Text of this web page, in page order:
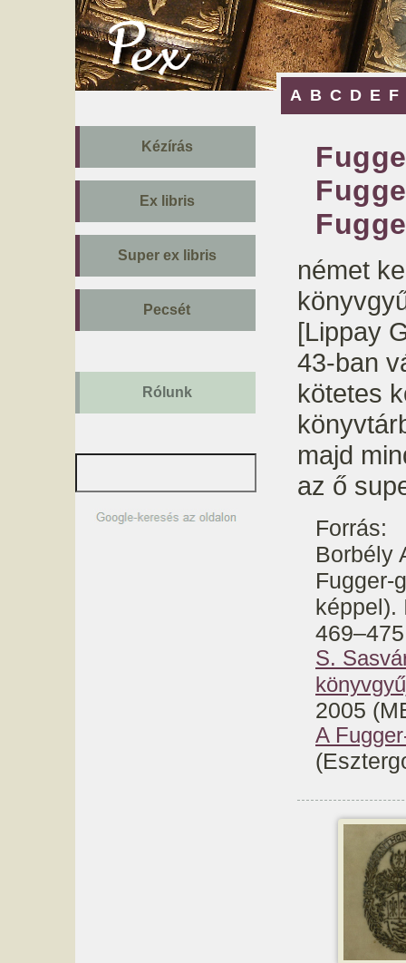
A B C D E F
Kézírás
Ex libris
Super ex libris
Pecsét
Rólunk
német
[Lippay
43-ban
kötetes
majd
az ő
Forrás:
Borbély
Fugger-
S.
2005
A